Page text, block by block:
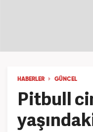
HABERLER GÜNCEL
Pitbull